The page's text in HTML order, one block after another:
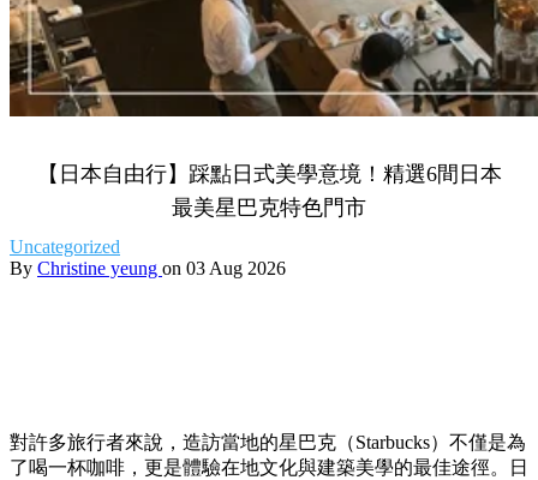
【日本自由行】踩點日式美學意境！精選6間日本
最美星巴克特色門市
Uncategorized
By Christine yeung on 03 Aug 2026
對許多旅行者來說，造訪當地的星巴克（Starbucks）不僅是為
了喝一杯咖啡，更是體驗在地文化與建築美學的最佳途徑。日